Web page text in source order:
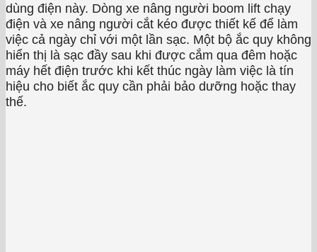
dùng điện này. Dòng xe nâng người boom lift chạy
điện và xe nâng người cắt kéo được thiết kế để làm
việc cả ngày chỉ với một lần sạc. Một bộ ắc quy không
hiển thị là sạc đầy sau khi được cắm qua đêm hoặc
máy hết điện trước khi kết thúc ngày làm việc là tín
hiệu cho biết ắc quy cần phải bảo dưỡng hoặc thay
thế.